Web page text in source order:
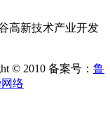
高新技术产业开发
© 2010 备案号： 鲁
络